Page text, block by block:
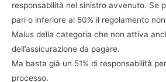
responsabilità nel sinistro avvenuto. Se
pari o inferiore al 50% il regolamento
Malus della categoria che non attiva
dell’assicurazione da pagare.
Ma basta già un 51% di responsabilità
processo.